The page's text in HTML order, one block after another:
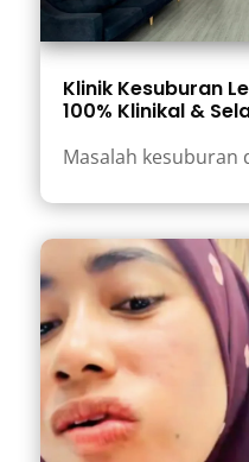
Klinik Kesuburan
100% Klinikal &
Masalah kesuburan